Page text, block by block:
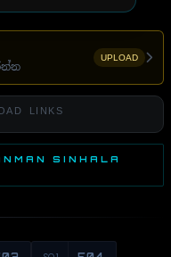
UPLOAD
LINKS
SINHALA